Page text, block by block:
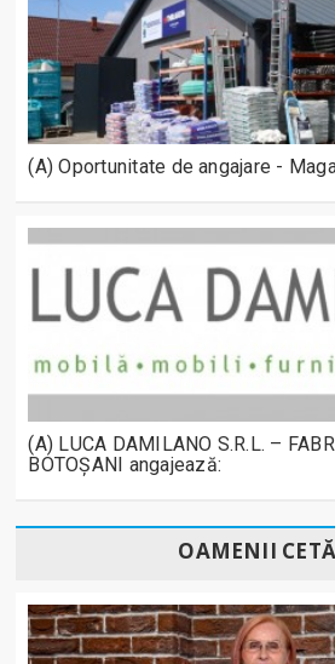
(A) Oportunitate de angajare -
(A) LUCA DAMILANO S.R.L. –
BOTOȘANI angajează:
OAMENII